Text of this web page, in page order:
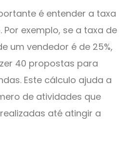
é entender a taxa
Por exemplo, se a taxa de
um vendedor é de 25%,
40 propostas para
Este cálculo ajuda a
de atividades que
até atingir a